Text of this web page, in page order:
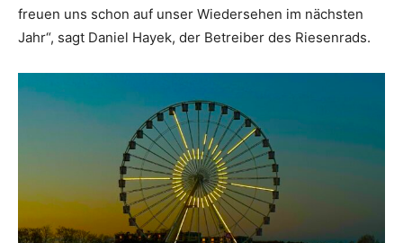
freuen uns schon auf unser Wiedersehen im nächsten
Jahr“, sagt Daniel Hayek, der Betreiber des Riesenrads.